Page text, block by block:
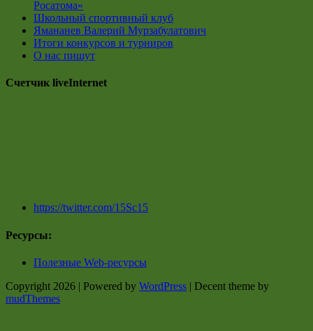
Росатома»
Школьный спортивный клуб
Ямананев Валерий Мурзабулатович
Итоги конкурсов и турниров
О нас пишут
Счетчик liveInternet
https://twitter.com/15Sc15
Ресурсы:
Полезные Web-ресурсы
Copyright 2026 | Powered by WordPress | Decent theme by
mudThemes